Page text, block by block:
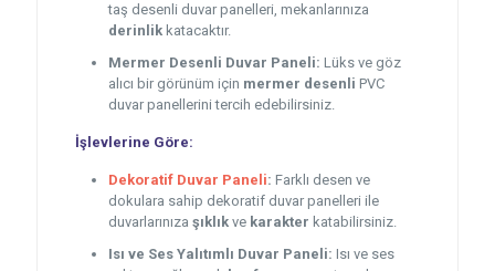
taş desenli duvar panelleri, mekanlarınıza
derinlikkatacaktır.
Mermer Desenli Duvar Paneli: Lüks ve göz
alıcı bir görünüm için mermer desenli PVC
duvar panellerini tercih edebilirsiniz.
İşlevlerine Göre:
Dekoratif Duvar Paneli: Farklı desen ve
dokulara sahip dekoratif duvar panelleri ile
duvarlarınıza şıklıkve karakter katabilirsiniz.
Isı ve Ses Yalıtımlı Duvar Paneli: Isı ve ses